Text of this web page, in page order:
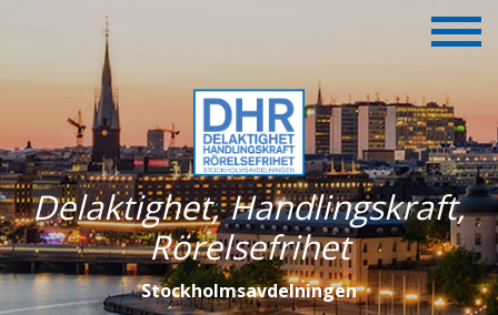
Delaktighet, Handlingskraft,
Rörelsefrihet
Stockholmsavdelningen